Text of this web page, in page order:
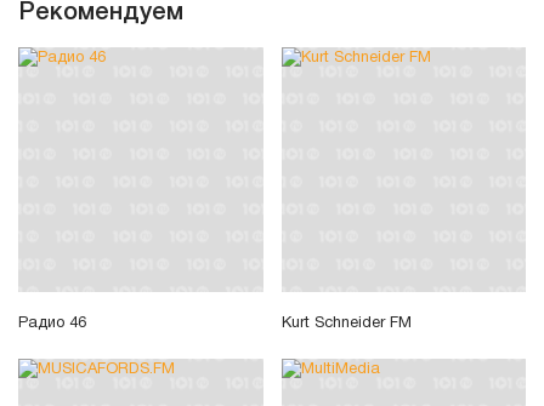
Рекомендуем
Радио 46 Kurt Schneider FM